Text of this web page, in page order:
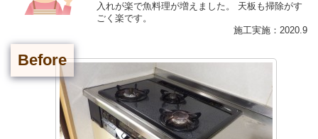
入れが楽で魚料理が増えました。 天板も掃除がす
ごく楽です。
施工実施：2020.9
Before